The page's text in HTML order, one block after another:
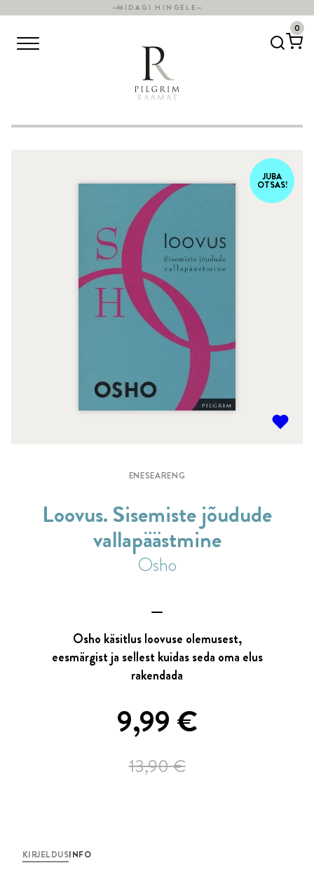
MIDAGI HINGELE
0
JUBA
OTSAS!
ENESEARENG
Loovus. Sisemiste jõudude
vallapäästmine
Osho
Osho käsitlus loovuse olemusest,
eesmärgist ja sellest kuidas seda oma elus
rakendada
13,90€
Algne
hind
oli:
9,99 €
Current
price
is:
KIRJELDUSINFO